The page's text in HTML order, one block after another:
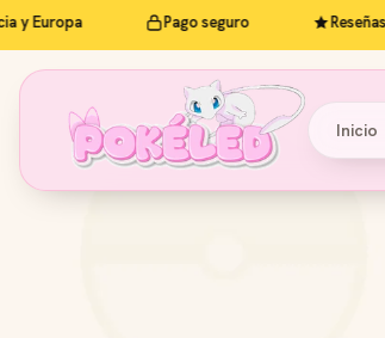
Pago seguro Reseñas 4,8/5
Inicio